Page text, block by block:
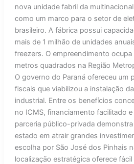
nova unidade fabril da
como um marco para o setor de
brasileiro. A fábrica possui
mais de 1 milhão de unidades
freezers. O empreendimento ocupa
metros quadrados na Região
O governo do Paraná ofereceu um
fiscais que viabilizou a instalação
industrial. Entre os benefícios
no ICMS, financiamento facilitado
parceria público-privada
estado em atrair grandes
escolha por São José dos Pinhais
localização estratégica oferece